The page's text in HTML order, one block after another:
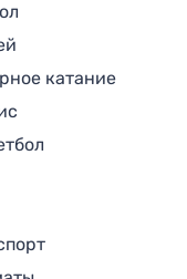
катание